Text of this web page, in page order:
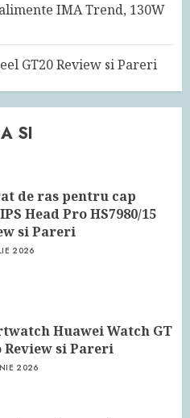
IMA Trend, 130W
GT20 Review si Pareri
SI
de ras pentru cap
Head Pro HS7980/15
si Pareri
2026
Huawei Watch GT
Review si Pareri
2026